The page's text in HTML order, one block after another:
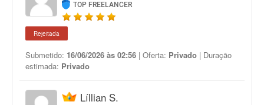
TOP FREELANCER
Rejeitada
Submetido: 16/06/2026 às 02:56 | Oferta: Privado | Duração
estimada: Privado
Líllian S.